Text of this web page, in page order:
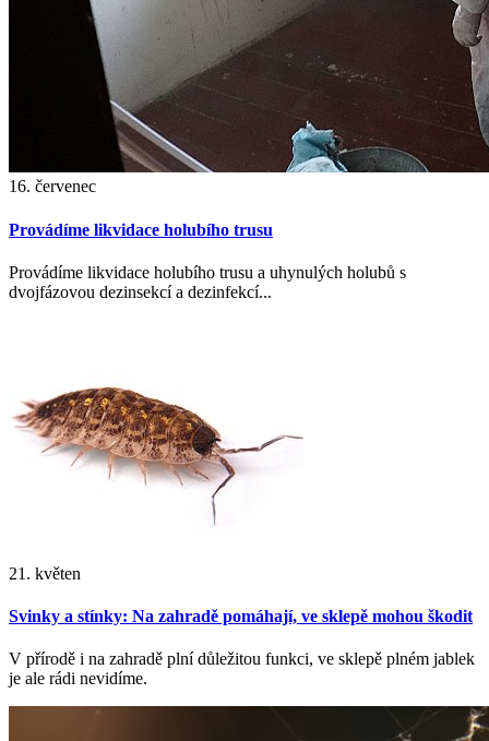
16. červenec
Provádíme likvidace holubího trusu
Provádíme likvidace holubího trusu a uhynulých holubů s
dvojfázovou dezinsekcí a dezinfekcí...
21. květen
Svinky a stínky: Na zahradě pomáhají, ve sklepě mohou škodit
V přírodě i na zahradě plní důležitou funkci, ve sklepě plném jablek
je ale rádi nevidíme.